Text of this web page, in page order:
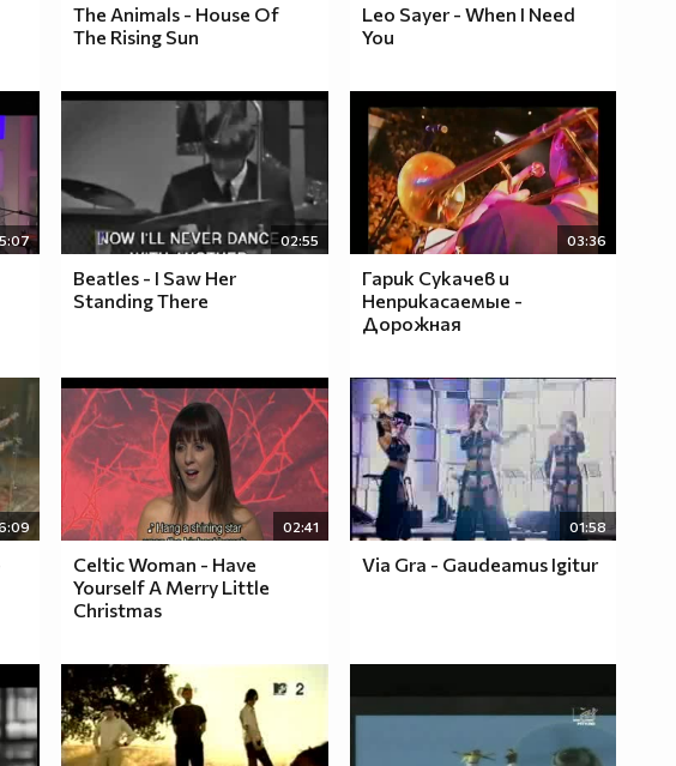
The Animals - House Of
The Rising Sun
Leo Sayer - When I Need
You
02:55
Beatles - I Saw Her
Standing There
03:36
Гарик Сукачев и
Неприкасаемые -
Дорожная
02:41
Celtic Woman - Have
Yourself A Merry Little
Christmas
01:58
Via Gra - Gaudeamus Igitur